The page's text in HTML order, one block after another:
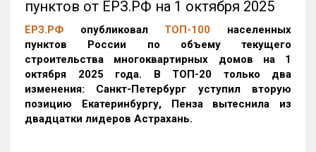
пунктов от ЕРЗ.РФ на 1 октября 2025
ЕРЗ.РФ опубликовал ТОП-100 населенных
пунктов России по объему текущего
строительства многоквартирных домов на 1
октября 2025 года. В ТОП-20 только два
изменения: Санкт-Петербург уступил вторую
позицию Екатеринбургу, Пенза вытеснила из
двадцатки лидеров Астрахань.